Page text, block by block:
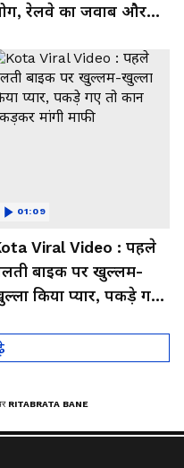
रेलवे का जवाब और
Viral Video : पहले
बाइक पर खुल्लम-
किया प्यार, पकड़े गए
01:09